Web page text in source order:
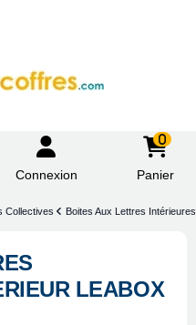
Connexion
0
Panier
Collectives Boites Aux Lettres
LEABOX